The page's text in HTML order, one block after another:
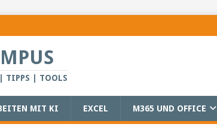
TIPPS | TOOLS
MIT KI EXCEL M365 UND OFFICE